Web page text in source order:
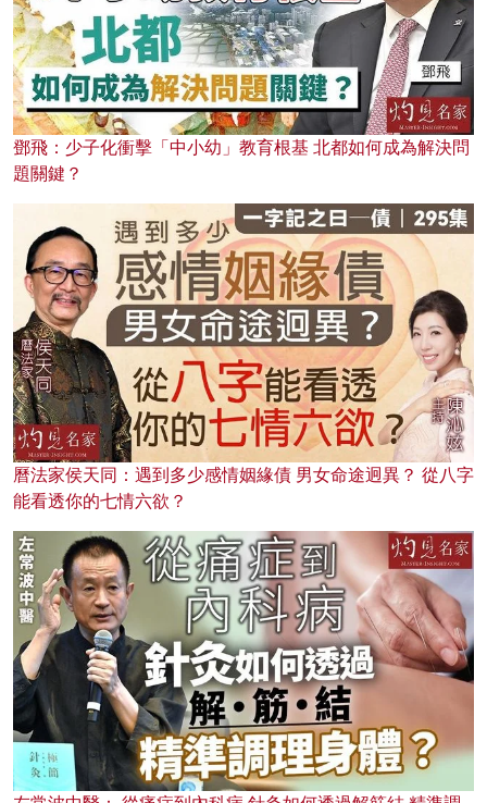
鄧飛：少子化衝擊「中小幼」教育根基 北都如何成為解決問
題關鍵？
曆法家侯天同：遇到多少感情姻緣債 男女命途迥異？ 從八字
能看透你的七情六欲？